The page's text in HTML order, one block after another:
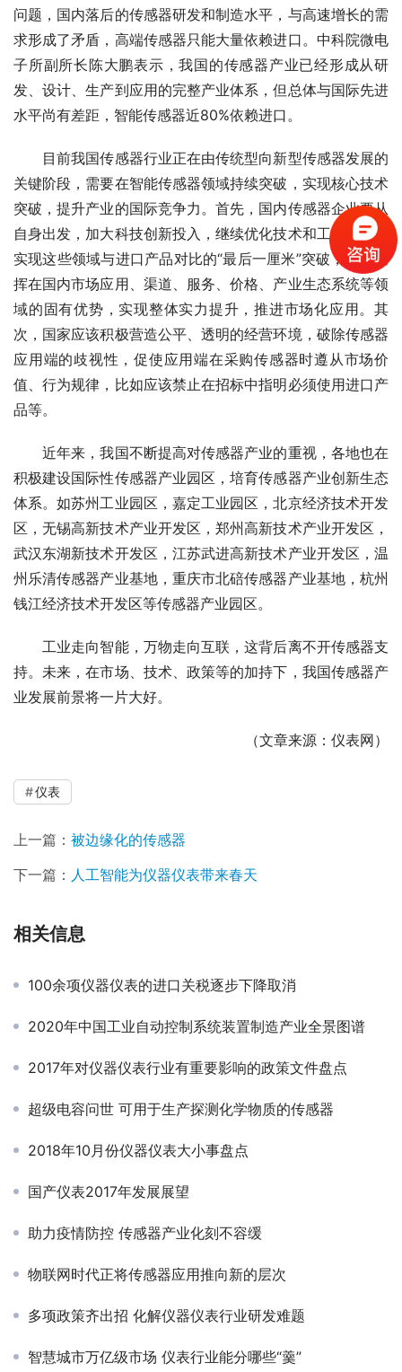
问题，国内落后的传感器研发和制造水平，与高速增长的需
求形成了矛盾，高端传感器只能大量依赖进口。中科院微电
子所副所长陈大鹏表示，我国的传感器产业已经形成从研
发、设计、生产到应用的完整产业体系，但总体与国际先进
水平尚有差距，智能传感器近80%依赖进口。
目前我国传感器行业正在由传统型向新型传感器发展的
关键阶段，需要在智能传感器领域持续突破，实现核心技术
突破，提升产业的国际竞争力。首先，国内传感器企业要从
自身出发，加大科技创新投入，继续优化技术和工艺细节，
实现这些领域与进口产品对比的“最后一厘米”突破，同时发
挥在国内市场应用、渠道、服务、价格、产业生态系统等领
域的固有优势，实现整体实力提升，推进市场化应用。其
次，国家应该积极营造公平、透明的经营环境，破除传感器
应用端的歧视性，促使应用端在采购传感器时遵从市场价
值、行为规律，比如应该禁止在招标中指明必须使用进口产
品等。
近年来，我国不断提高对传感器产业的重视，各地也在
积极建设国际性传感器产业园区，培育传感器产业创新生态
体系。如苏州工业园区，嘉定工业园区，北京经济技术开发
区，无锡高新技术产业开发区，郑州高新技术产业开发区，
武汉东湖新技术开发区，江苏武进高新技术产业开发区，温
州乐清传感器产业基地，重庆市北碚传感器产业基地，杭州
钱江经济技术开发区等传感器产业园区。
工业走向智能，万物走向互联，这背后离不开传感器支
持。未来，在市场、技术、政策等的加持下，我国传感器产
业发展前景将一片大好。
（文章来源：仪表网）
仪表
上一篇： 被边缘化的传感器
下一篇： 人工智能为仪器仪表带来春天
相关信息
100余项仪器仪表的进口关税逐步下降取消
2020年中国工业自动控制系统装置制造产业全景图谱
2017年对仪器仪表行业有重要影响的政策文件盘点
超级电容问世 可用于生产探测化学物质的传感器
2018年10月份仪器仪表大小事盘点
国产仪表2017年发展展望
助力疫情防控 传感器产业化刻不容缓
物联网时代正将传感器应用推向新的层次
多项政策齐出招 化解仪器仪表行业研发难题
智慧城市万亿级市场 仪表行业能分哪些“羹”